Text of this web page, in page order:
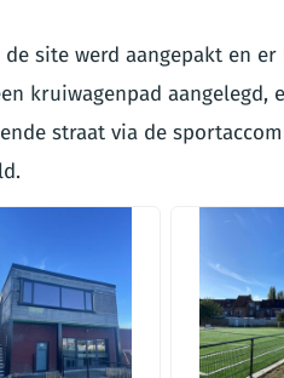
site werd aangepakt en
kruiwagenpad aangelegd,
straat via de